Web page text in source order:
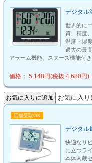
デジタル
世界的に
質、精度
温度・湿
過去の最
アラーム機能、スヌーズ機能付き
価格： 5,148円(税抜 4,680円)
お気に入
店舗受取OK
デジタル
快適なリ
に立つラ
本体内蔵